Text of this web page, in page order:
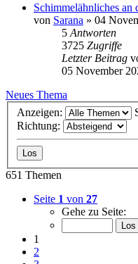
Schimmelähnliches an
von Sarana » 04
5 Antworten
3725 Zugriffe
Letzter Beitrag
05 November
Neues Thema
Anzeigen:
Richtung:
651 Themen
Seite 1 von 27
Gehe zu Seite:
1
2